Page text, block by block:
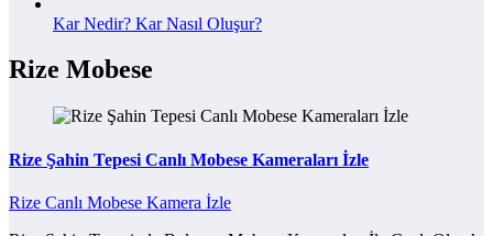
Kar Nedir? Kar Nasıl Oluşur?
Rize Mobese
Rize Şahin Tepesi Canlı Mobese Kameraları İzle
Rize Canlı Mobese Kamera İzle